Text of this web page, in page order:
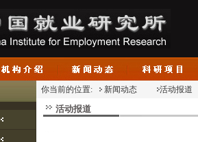
你当前的位置: 新闻动态 活动报道
活动报道